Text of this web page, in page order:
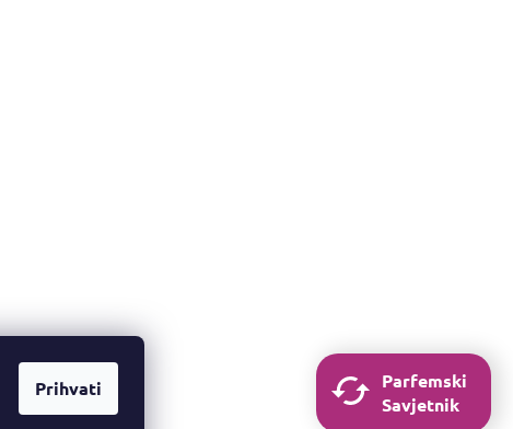
Prihvati
Parfemski
Savjetnik